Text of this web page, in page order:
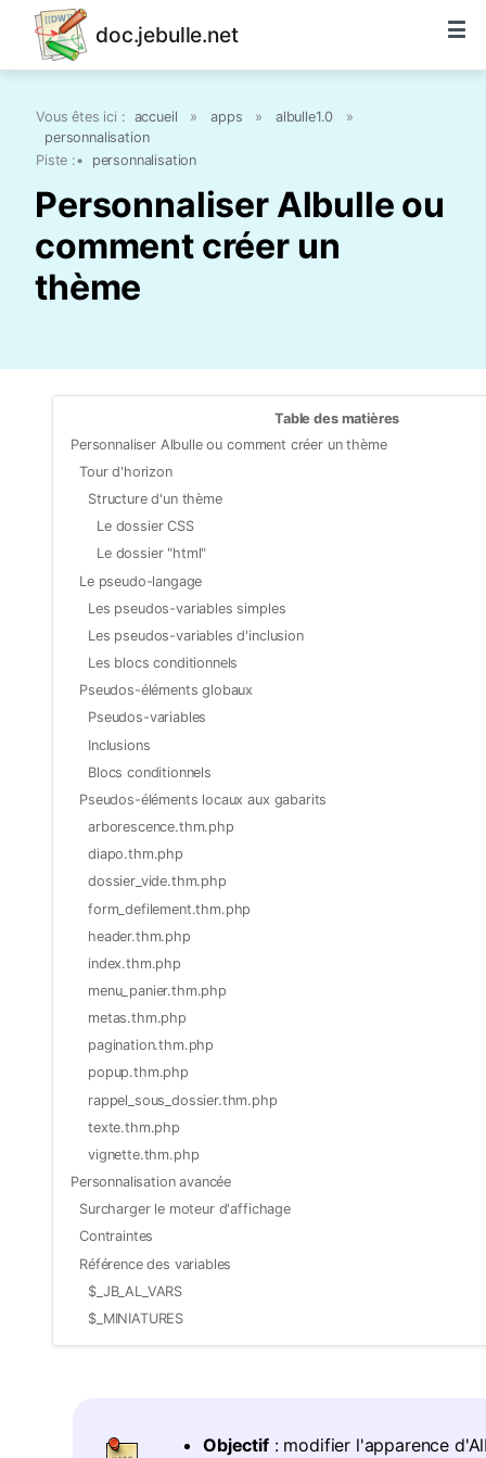
doc.jebulle.net
Vous êtes ici : accueil » apps » albulle1.0
»
personnalisation
Piste :• personnalisation
Personnaliser Albulle ou
comment créer un
thème
Table des matières
Personnaliser Albulle ou comment créer un thème
Tour d'horizon
Structure d'un thème
Le dossier CSS
Le dossier "html"
Le pseudo-langage
Les pseudos-variables simples
Les pseudos-variables d'inclusion
Les blocs conditionnels
Pseudos-éléments globaux
Pseudos-variables
Inclusions
Blocs conditionnels
Pseudos-éléments locaux aux gabarits
arborescence.thm.php
diapo.thm.php
dossier_vide.thm.php
form_defilement.thm.php
header.thm.php
index.thm.php
menu_panier.thm.php
metas.thm.php
pagination.thm.php
popup.thm.php
rappel_sous_dossier.thm.php
texte.thm.php
vignette.thm.php
Personnalisation avancée
Surcharger le moteur d'affichage
Contraintes
Référence des variables
$_JB_AL_VARS
$_MINIATURES
Objectif: modifier l'apparence